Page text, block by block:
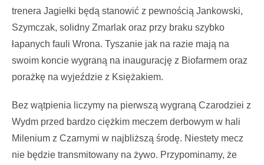
trenera Jagiełki będą stanowić z pewnością Jankowski,
Szymczak, solidny Zmarlak oraz przy braku szybko
łapanych fauli Wrona. Tyszanie jak na razie mają na
swoim koncie wygraną na inaugurację z Biofarmem oraz
porażkę na wyjeździe z Księżakiem.
Bez wątpienia liczymy na pierwszą wygraną Czarodziei z
Wydm przed bardzo ciężkim meczem derbowym w hali
Milenium z Czarnymi w najbliższą środę. Niestety mecz
nie będzie transmitowany na żywo. Przypominamy, że